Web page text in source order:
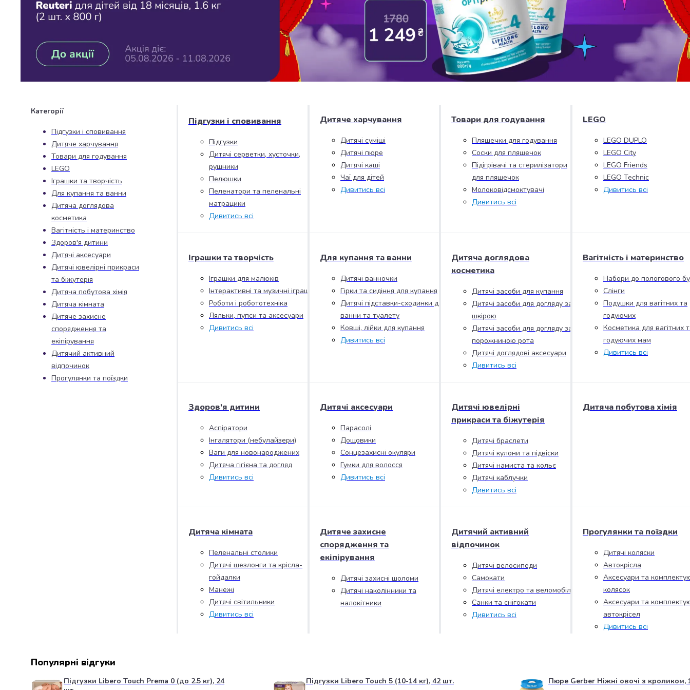
Джин
Ром
мескаль
Лікери
і
наливки
Саке
і
азійський
алкоголь
Слабоалкогольні
напої
Сидри
та
меди
Подарункові
набори
алкоголю
Продукти
Бакалія
Олія
Макаронні
вироби
Сухі
сніданки
Їжа
швидкого
Рис
Гречана
Категорії
Підгузки і сповивання
Дитяче харчування
Товари для годування
LEGO
Іграшки та творчість
Для купання та ванни
Дитяча доглядова
косметика
Вагітність і материнство
Здоров'я дитини
Дитячі аксесуари
Дитячі ювелірні прикраси
та біжутерія
Дитяча побутова хімія
Дитяча кімната
Дитяче захисне
спорядження та
екіпірування
Дитячий активний
відпочинок
Прогулянки та поїздки
Підгузки і сповивання
Підгузки
Дитячі серветки, хусточки,
рушники
Пелюшки
Пеленатори та пеленальні
матрацики
Дивитись всі
Дитяче харчування
Дитячі суміші
Дитячі пюре
Дитячі каші
Чаї для дітей
Дивитись всі
Товари для годування
Пляшечки для годування
Соски для пляшечок
Підігрівачі та стерилізатори
для пляшечок
Молоковідсмоктувачі
Дивитись всі
LEGO
LEGO DUPLO
LEGO City
LEGO Friends
LEGO Technic
Дивитись всі
Іграшки та творчість
Іграшки для малюків
Інтерактивні та музичні іграшки
Роботи і робототехніка
Ляльки, пупси та аксесуари
Дивитись всі
Для купання та ванни
Дитячі ванночки
Гірки та сидіння для купання
Дитячі підставки-сходинки для
ванни та туалету
Ковші, лійки для купання
Дивитись всі
Дитяча доглядова
косметика
Дитячі засоби для купання
Дитячі засоби для догляду за
шкірою
Дитячі засоби для догляду за
порожниною рота
Дитячі доглядові аксесуари
Дивитись всі
Вагітність і материнство
Набори до пологового
Слінги
Подушки для вагітних та
годуючих
Косметика для вагітних
годуючих мам
Дивитись всі
Здоров'я дитини
Аспіратори
Інгалятори (небулайзери)
Ваги для новонароджених
Дитяча гігієна та догляд
Дивитись всі
Дитячі аксесуари
Парасолі
Дощовики
Сонцезахисні окуляри
Гумки для волосся
Дивитись всі
Дитячі ювелірні
прикраси та біжутерія
Дитячі браслети
Дитячі кулони та підвіски
Дитячі намиста та кольє
Дитячі каблучки
Дивитись всі
Дитяча побутова хімія
Дитяча кімната
Пеленальні столики
Дитячі шезлонги та крісла-
гойдалки
Манежі
Дитячі світильники
Дивитись всі
Дитяче захисне
спорядження та
екіпірування
Дитячі захисні шоломи
Дитячі наколінники та
налокітники
Дитячий активний
відпочинок
Дитячі велосипеди
Самокати
Дитячі електро та веломобілі
Санки та снігокати
Дивитись всі
Прогулянки та поїздки
Дитячі коляски
Автокрісла
Аксесуари та
колясок
Аксесуари та
автокрісел
Дивитись всі
Популярні відгуки
Підгузки Libero Touch Prema 0 (до 2.5 кг), 24
Підгузки Libero Touch 5 (10-14 кг), 42 шт. Пюре Gerber Ніжні овочі з кроликом,